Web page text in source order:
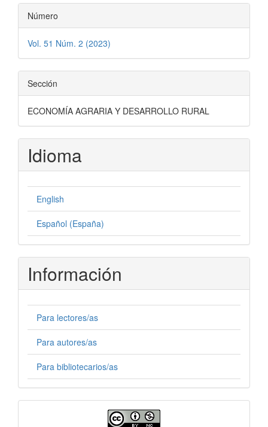
Número
Vol. 51 Núm. 2 (2023)
Sección
ECONOMÍA AGRARIA Y DESARROLLO RURAL
Idioma
English
Español (España)
Información
Para lectores/as
Para autores/as
Para bibliotecarios/as